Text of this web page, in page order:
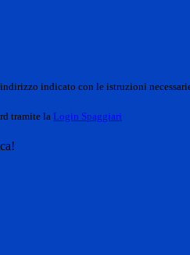
indicato con le istruzioni
tramite la Login Spaggiari